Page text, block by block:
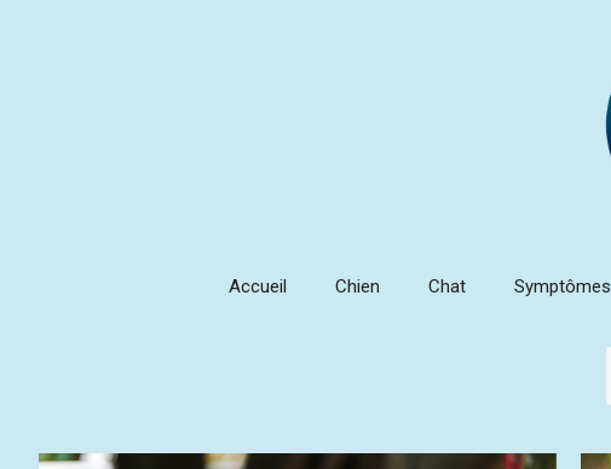
Accueil Chien Chat Symptômes